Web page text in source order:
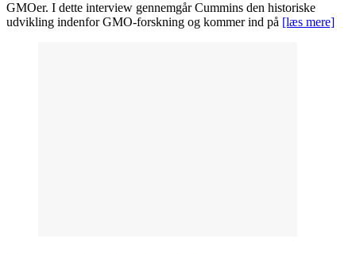
GMOer. I dette interview gennemgår Cummins den historiske
udvikling indenfor GMO-forskning og kommer ind på [læs mere]